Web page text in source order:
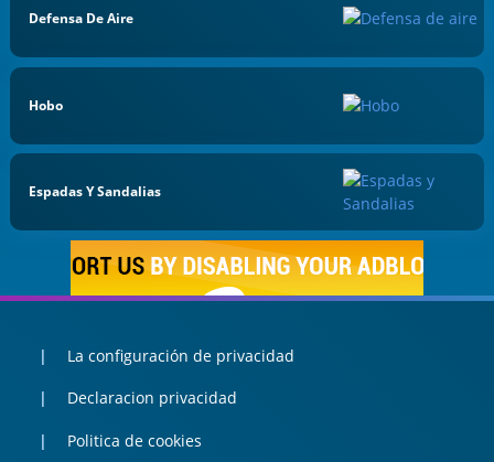
Defensa De Aire
Hobo
Espadas Y Sandalias
La configuración de privacidad
Declaracion privacidad
Politica de cookies